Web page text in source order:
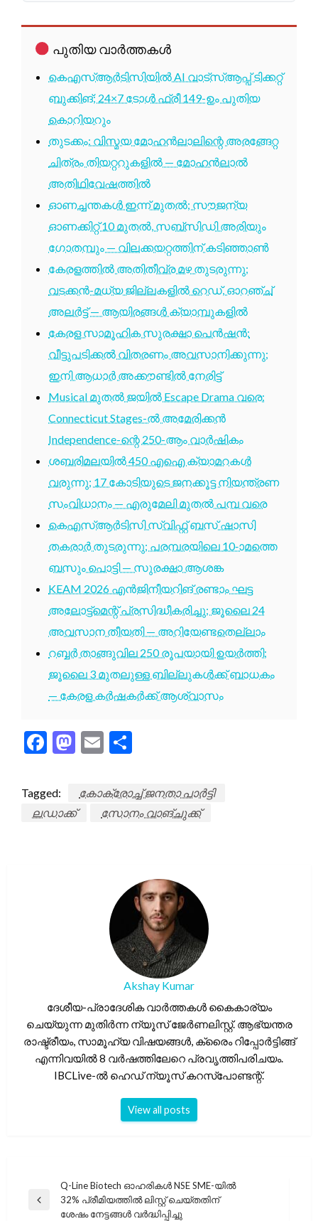
പുതിയ വാർത്തകൾ
കെഎസ്ആർടിസിയിൽ AI വാട്സ്ആപ്പ് ടിക്കറ്റ്
ബുക്കിങ്; 24×7 ടോൾ ഫ്രീ 149-ഉം പുതിയ
കൊറിയറും
തുടക്കം: വിസ്മയ മോഹൻലാലിന്റെ അരങ്ങേറ്റ
ചിത്രം തിയറ്ററുകളിൽ — മോഹൻലാൽ
അതിഥിവേഷത്തിൽ
ഓണച്ചന്തകൾ ഇന്ന് മുതൽ; സൗജന്യ
ഓണക്കിറ്റ് 10 മുതൽ, സബ്സിഡി അരിയും
ഗോതമ്പും — വിലക്കയറ്റത്തിന് കടിഞ്ഞാൺ
കേരളത്തിൽ അതിതീവ്ര മഴ തുടരുന്നു;
വടക്കൻ-മധ്യ ജില്ലകളിൽ റെഡ്, ഓറഞ്ച്
അലർട്ട് — ആയിരങ്ങൾ ക്യാമ്പുകളിൽ
കേരള സാമൂഹിക സുരക്ഷാ പെൻഷൻ:
വീട്ടുപടിക്കൽ വിതരണം അവസാനിക്കുന്നു;
ഇനി ആധാർ അക്കൗണ്ടിൽ നേരിട്ട്
Musical മുതൽ ജയിൽ Escape Drama വരെ:
Connecticut Stages-ൽ അമേരിക്കൻ
Independence-ന്റെ 250-ആം വാർഷികം
ശബരിമലയിൽ 450 എഐ ക്യാമറകൾ
വരുന്നു; 17 കോടിയുടെ ജനക്കൂട്ട നിയന്ത്രണ
സംവിധാനം — എരുമേലി മുതൽ പമ്പ വരെ
കെഎസ്ആർടിസി സ്വിഫ്റ്റ് ബസ് ഷാസി
തകരാർ തുടരുന്നു; പരമ്പരയിലെ 10-ാമത്തെ
ബസും പൊട്ടി — സുരക്ഷാ ആശങ്ക
KEAM 2026 എൻജിനീയറിങ് രണ്ടാം ഘട്ട
അലോട്ട്മെന്റ് പ്രസിദ്ധീകരിച്ചു; ജൂലൈ 24
അവസാന തീയതി — അറിയേണ്ടതെല്ലാം
റബ്ബർ താങ്ങുവില 250 രൂപയായി ഉയർത്തി;
ജൂലൈ 3 മുതലുള്ള ബില്ലുകൾക്ക് ബാധകം
— കേരള കർഷകർക്ക് ആശ്വാസം
Facebook
Mastodon
Email
Tagged:
കോക്രോച്ച് ജനതാ പാർട്ടി
ലഡാക്ക്
സോനം വാങ്ചുക്ക്
Akshay Kumar
ദേശീയ-പ്രാദേശിക വാർത്തകൾ കൈകാര്യം
ചെയ്യുന്ന മുതിർന്ന ന്യൂസ് ജേർണലിസ്റ്റ്. ആഭ്യന്തര
രാഷ്ട്രീയം, സാമൂഹ്യ വിഷയങ്ങൾ, ക്രൈം റിപ്പോർട്ടിങ്ങ്
എന്നിവയിൽ 8 വർഷത്തിലേറെ പ്രവൃത്തിപരിചയം.
IBCLive-ൽ ഹെഡ് ന്യൂസ് കറസ്പോണ്ടന്റ്.
View all posts
പോസ്റ്റുകളിലൂടെ
Previous
Q-Line Biotech ഓഹരികൾ NSE SME-യിൽ
32% പ്രീമിയത്തിൽ ലിസ്റ്റ് ചെയ്തതിന്
ശേഷം നേട്ടങ്ങൾ വർദ്ധിപ്പിച്ചു